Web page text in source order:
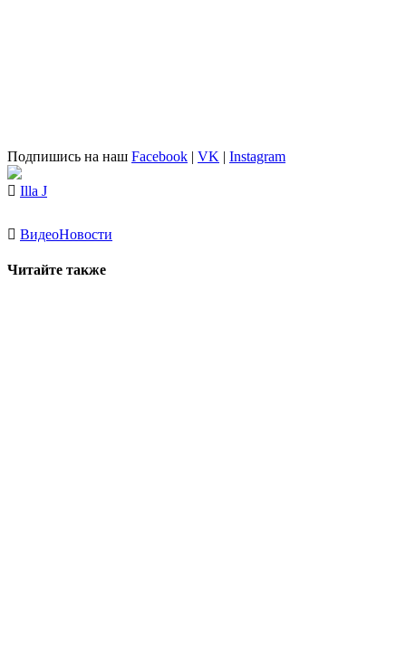
Подпишись на наш Facebook | VK | Instagram
Illa J
ВидеоНовости
Читайте также